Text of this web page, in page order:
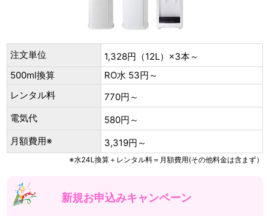
注文単位
1,328円（12L）×3本～
500ml換算
RO水 53円～
レンタル料
770円～
電気代
580円～
月額費用※
3,319円～
※水24L換算＋レンタル料＝月額費用(その他料金は含まず）
新規お申込みキャンペーン